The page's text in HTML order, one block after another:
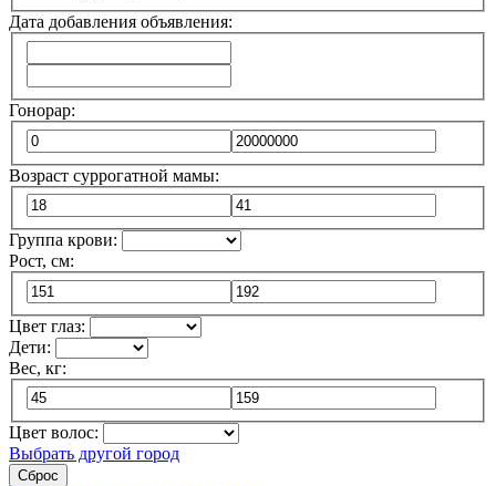
Дата добавления объявления:
Гонорар:
Возраст суррогатной мамы:
Группа крови:
Рост, см:
Цвет глаз:
Дети:
Вес, кг:
Цвет волос:
Выбрать другой город
Сброс